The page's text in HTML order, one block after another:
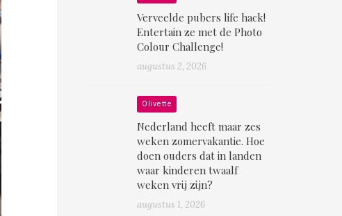
Verveelde pubers life hack!
Entertain ze met de Photo
Colour Challenge!
augustus 2, 2026
Olivette
Nederland heeft maar zes
weken zomervakantie. Hoe
doen ouders dat in landen
waar kinderen twaalf
weken vrij zijn?
augustus 1, 2026